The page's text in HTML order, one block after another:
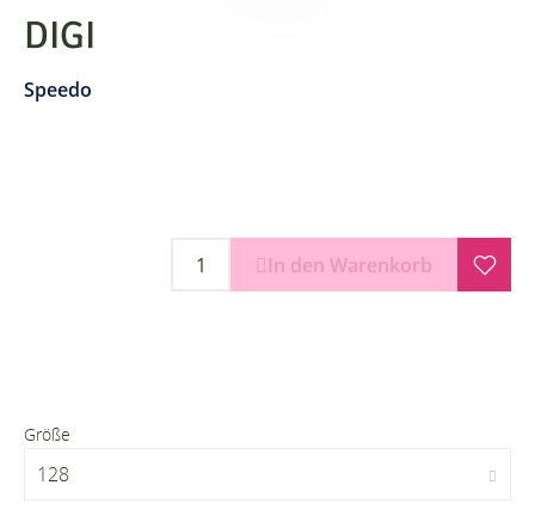
DIGI
Speedo
In den Warenkorb
Größe
128